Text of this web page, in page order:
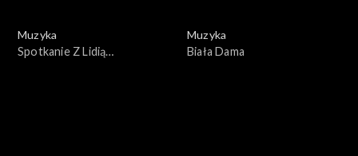
Muzyka
Spotkanie Z Lidią
Muzyka
Biała Dama